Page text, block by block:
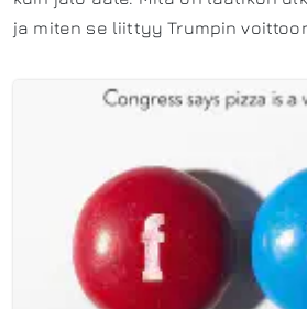
ja miten se liittyy Trumpin